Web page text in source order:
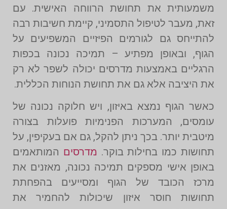
משמעותית את תחושת הרווחה האישית. עם
זאת, מעבר לטיפול התסמיני, קיימת חשיבות רבה
להתייחס גם לגורמים הפיזיים המשפיעים על
הגוף, ובאופן מפתיע – תמיכה נכונה בכפות
הרגליים באמצעות מדרסים יכולה לשפר לא רק
את היציבה אלא גם את תחושת הנוחות הכללית.
כאשר הגוף נמצא באיזון, ויש חלוקה נכונה של
עומסים, המערכות הפנימיות פועלות בצורה
מיטבית יותר. בכך ניתן להקל, גם אם בעקיפין, על
תחושות כמו בחילות בוקר. מדרסים המותאמים
באופן אישי מספקים תמיכה נכונה, מאזנים את
מרכז הכובד של הגוף ומסייעים בהפחתת
תחושות חוסר איזון שיכולות להחמיר את